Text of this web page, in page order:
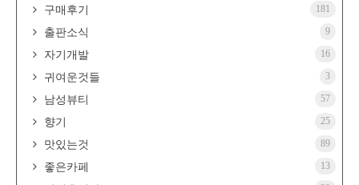
구매후기 181
출판소식 9
자기개발 16
귀여운것들 3
남성뷰티 57
향기 25
맛있는것 89
좋은카페 13